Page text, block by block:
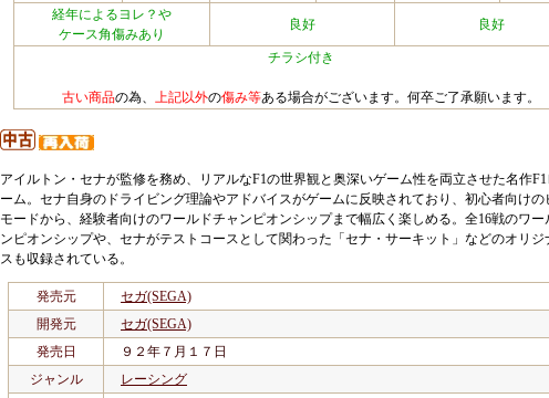
経年によるヨレ？や
ケース角傷みあり
良好 良好
チラシ付き
古い商品の為、 上記以外の傷み等ある場合がございます。何卒ご了承願います。
アイルトン・セナが監修を務め、リアルなF1の世界観と奥深いゲーム性を両立させた名作
ーム。セナ自身のドライビング理論やアドバイスがゲームに反映されており、初心者向けの
モードから、経験者向けのワールドチャンピオンシップまで幅広く楽しめる。全16戦のワー
ンピオンシップや、セナがテストコースとして関わった「セナ・サーキット」などのオリジ
スも収録されている。
発売元
セガ(SEGA)
開発元
セガ(SEGA)
発売日
９２年７月１７日
ジャンル
レーシング